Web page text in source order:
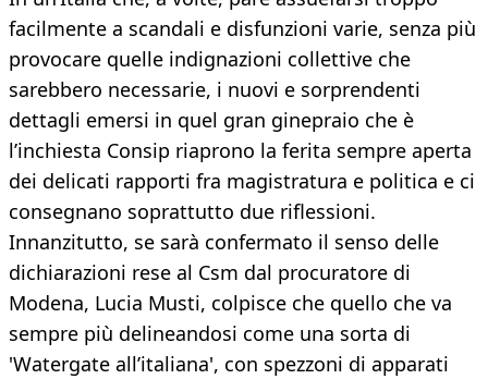
facilmente a scandali e disfunzioni varie, senza più
provocare quelle indignazioni collettive che
sarebbero necessarie, i nuovi e sorprendenti
dettagli emersi in quel gran ginepraio che è
l’inchiesta Consip riaprono la ferita sempre aperta
dei delicati rapporti fra magistratura e politica e ci
consegnano soprattutto due riflessioni.
Innanzitutto, se sarà confermato il senso delle
dichiarazioni rese al Csm dal procuratore di
Modena, Lucia Musti, colpisce che quello che va
sempre più delineandosi come una sorta di
'Watergate all’italiana', con spezzoni di apparati